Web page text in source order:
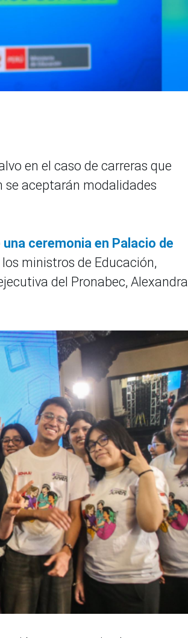
en el caso de carreras que
aceptarán modalidades
ceremonia en Palacio de
ministros de Educación,
del Pronabec, Alexandra